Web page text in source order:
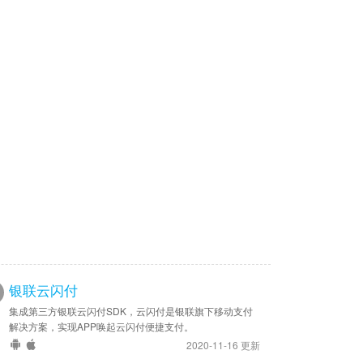
银联云闪付
集成第三方银联云闪付SDK，云闪付是银联旗下移动支付
解决方案，实现APP唤起云闪付便捷支付。
2020-11-16 更新